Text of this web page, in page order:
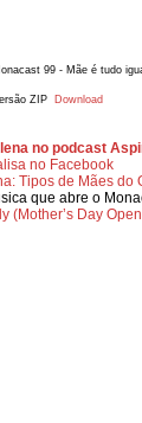
99 - Mãe é tudo
ZIP Download
no podcast
no Facebook
Tipos de Mães do
que abre o
(Mother’s Day